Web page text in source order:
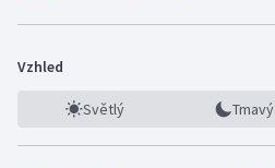
Vzhled
Světlý Tmavý